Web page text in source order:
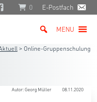
0 E-Postfach
MENU
> Online-Gruppenschulung
Autor: Georg Müller 08.11.2020